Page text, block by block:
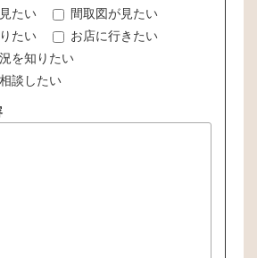
たい
間取図が見たい
たい
お店に行きたい
を知りたい
談したい